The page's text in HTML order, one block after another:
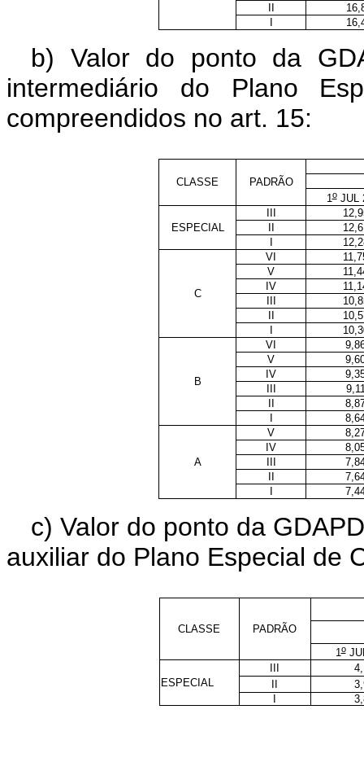
II
I
b) Valor do ponto da
intermediário do Plano
compreendidos no art. 15:
CLASSE
PADRÃO
1oJUL
ESPECIAL
III
II
I
C
VI
V
IV
III
II
I
B
VI
V
IV
III
II
I
A
V
IV
III
II
I
c) Valor do ponto da
auxiliar do Plano Especial de
CLASSE
PADRÃO
1o
ESPECIAL
III
II
I